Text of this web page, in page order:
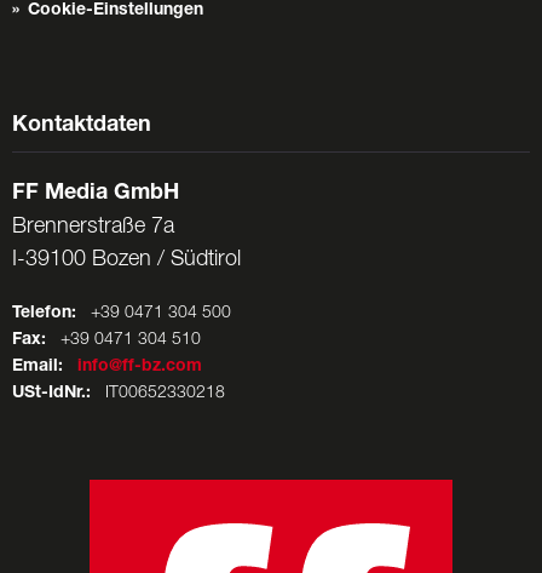
Cookie-Einstellungen
Kontaktdaten
FF Media GmbH
Brennerstraße 7a
I-39100 Bozen / Südtirol
Telefon: +39 0471 304 500
Fax: +39 0471 304 510
Email:
info@ff-bz.com
USt-IdNr.: IT00652330218